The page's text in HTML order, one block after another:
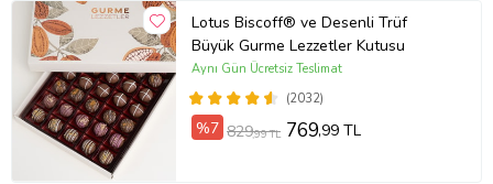
Lotus Biscoff® ve Desenli Trüf
Büyük Gurme Lezzetler Kutusu
(2032)
Aynı Gün Ücretsiz Teslimat
%7 829,99 TL 769,99 TL